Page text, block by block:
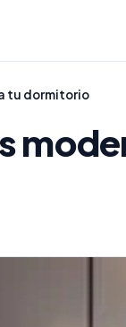
tu dormitorio